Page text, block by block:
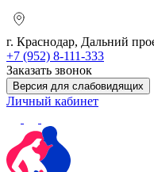
г. Краснодар, Дальний
+7 (952) 8-111-333
Заказать звонок
Версия для слабовидящих
Личный кабинет